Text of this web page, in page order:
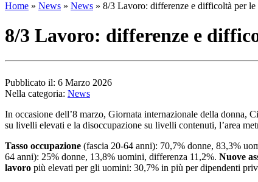
Home » News » News » 8/3 Lavoro: differenze e difficoltà per le
8/3 Lavoro: differenze e
Pubblicato il: 6 Marzo 2026
Nella categoria: News
In occasione dell’8 marzo, Giornata internazionale della donna,
su livelli elevati e la disoccupazione su livelli contenuti, l’area
Tasso occupazione (fascia 20-64 anni): 70,7% donne, 83,3%
64 anni): 25% donne, 13,8% uomini, differenza 11,2%. Nuove
lavoro più elevati per gli uomini: 30,7% in più per dipendenti